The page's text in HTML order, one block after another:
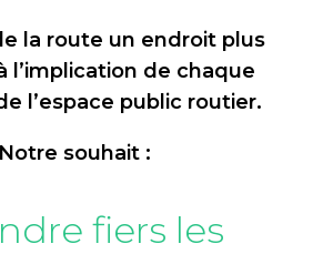
la route un endroit plus
l’implication de chaque
l’espace public routier.
Notre souhait :
fiers les